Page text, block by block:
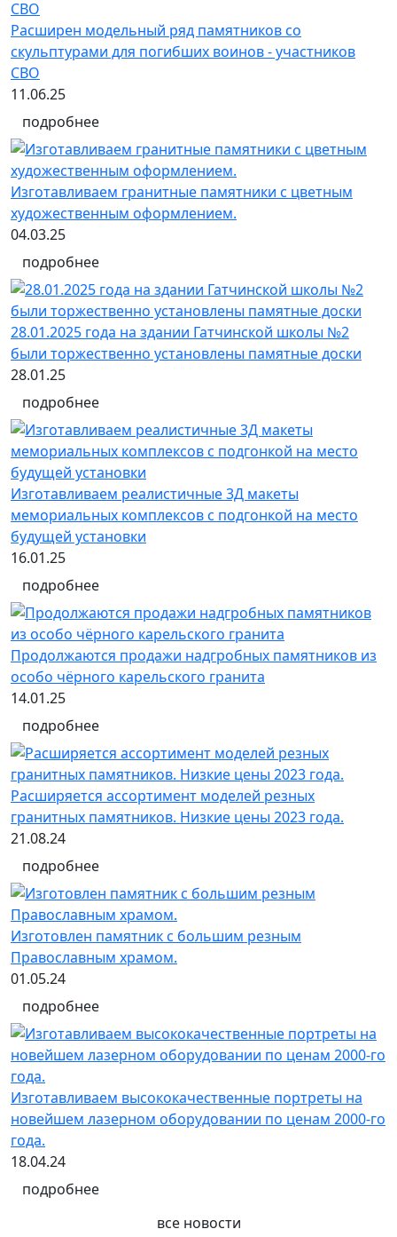
Расширен модельный ряд памятников со
скульптурами для погибших воинов - участников
СВО
11.06.25
подробнее
Изготавливаем гранитные памятники с цветным
художественным оформлением.
04.03.25
подробнее
28.01.2025 года на здании Гатчинской школы №2
были торжественно установлены памятные доски
28.01.25
подробнее
Изготавливаем реалистичные 3Д макеты
мемориальных комплексов с подгонкой на место
будущей установки
16.01.25
подробнее
Продолжаются продажи надгробных памятников из
особо чёрного карельского гранита
14.01.25
подробнее
Расширяется ассортимент моделей резных
гранитных памятников. Низкие цены 2023 года.
21.08.24
подробнее
Изготовлен памятник с большим резным
Православным храмом.
01.05.24
подробнее
Изготавливаем высококачественные портреты на
новейшем лазерном оборудовании по ценам 2000-го
года.
18.04.24
подробнее
все новости